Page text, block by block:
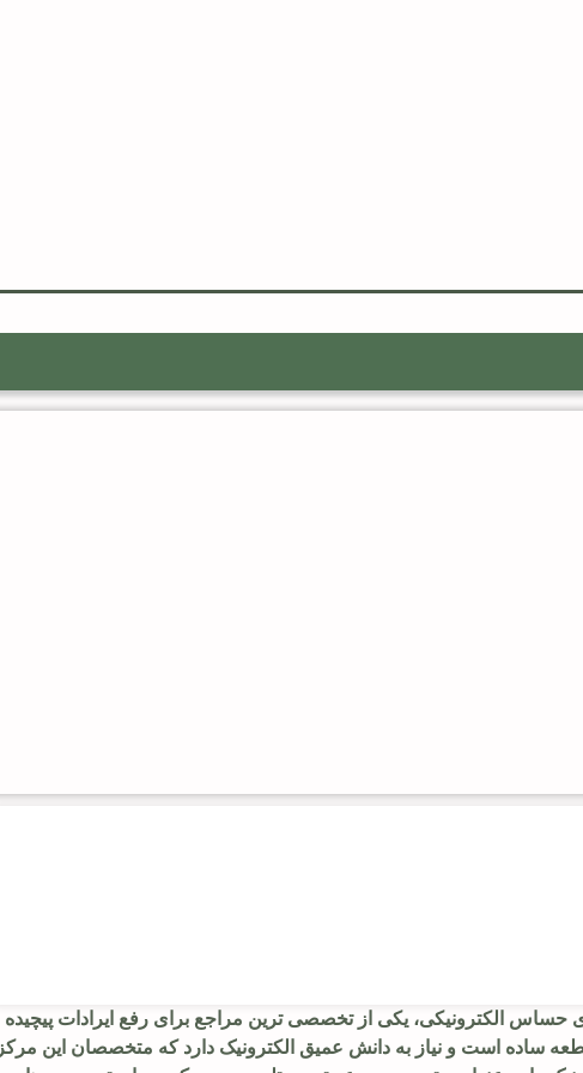
حساس الکترونیکی، یکی از تخصصی ترین مراجع برای رفع ایرادات پیچیده
ساده است و نیاز به دانش عمیق الکترونیک دارد که متخصصان این مرکز